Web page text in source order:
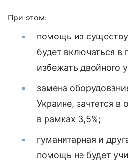
При этом:
помощь из
будет включаться в
избежать двойного
замена
Украине, зачтется в
в рамках 3,5%;
гуманитарная и
помощь не будет